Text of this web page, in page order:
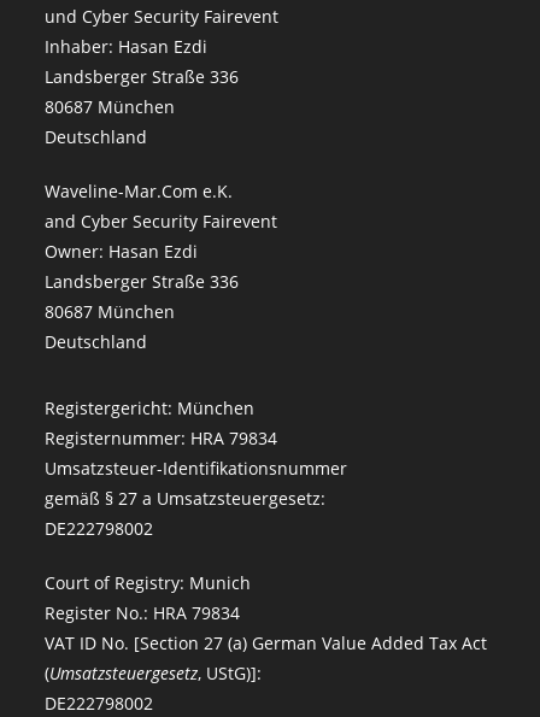
und Cyber Security Fairevent
Inhaber: Hasan Ezdi
Landsberger Straße 336
80687 München
Deutschland
Waveline-Mar.Com e.K.
and Cyber Security Fairevent
Owner: Hasan Ezdi
Landsberger Straße 336
80687 München
Deutschland
Registergericht: München
Registernummer: HRA 79834
Umsatzsteuer-Identifikationsnummer
gemäß § 27 a Umsatzsteuergesetz:
DE222798002
Court of Registry: Munich
Register No.: HRA 79834
VAT ID No. [Section 27 (a) German Value Added Tax Act
(Umsatzsteuergesetz, UStG)]:
DE222798002